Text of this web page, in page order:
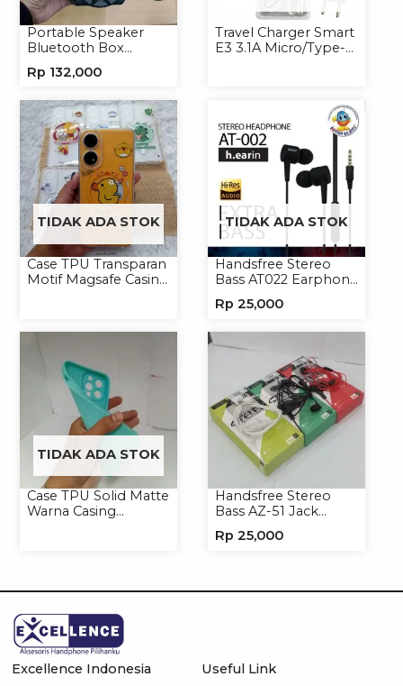
Portable Speaker
Bluetooth Box
Portable Wireless
Rp 132,000
Travel Charger Smart
E3 3.1A Micro/Type-C
TIDAK ADA STOK
Case TPU Transparan
Motif Magsafe Casing
TIDAK ADA STOK
Handsfree Stereo
Bass AT022 Earphone
Rp 25,000
TIDAK ADA STOK
Case TPU Solid Matte
Warna Casing
Handsfree Stereo
Bass AZ-51 Jack
Headset
Rp 25,000
Excellence Indonesia Useful Link